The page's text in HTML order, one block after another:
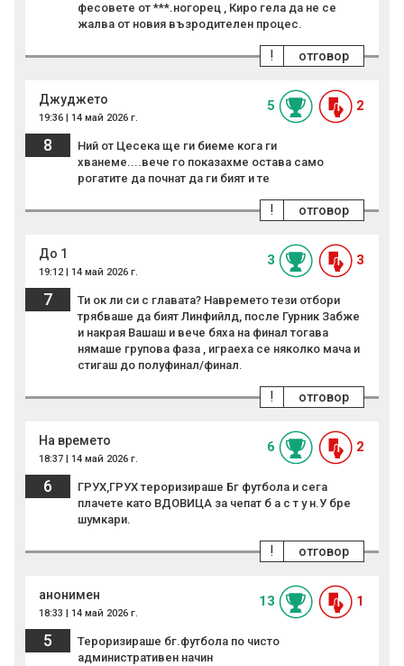
фесовете от ***.ногорец , Киро гела да не се
жалва от новия възродителен процес.
отговор
!
Джуджето
19:36 | 14 май 2026 г.
5 2
8
Ний от Цесека ще ги биеме кога ги
хванеме....вече го показахме остава само
рогатите да почнат да ги бият и те
отговор
!
До 1
19:12 | 14 май 2026 г.
3 3
7
Ти ок ли си с главата? Навремето тези отбори
трябваше да бият Линфийлд, после Гурник Забже
и накрая Вашаш и вече бяха на финал тогава
нямаше групова фаза , играеха се няколко мача и
стигаш до полуфинал/финал.
отговор
!
На времето
18:37 | 14 май 2026 г.
6 2
6
ГРУХ,ГРУХ тероризираше Бг футбола и сега
плачете като ВДОВИЦА за чепат б а с т у н.У бре
шумкари.
отговор
!
анонимен
18:33 | 14 май 2026 г.
13 1
5
Тероризираше бг.футбола по чисто
административен начин